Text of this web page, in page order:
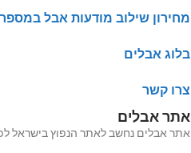
מחירון שילוב מודעות אבל במספר
בלוג אבלים
צרו קשר
אתר אבלים
אתר אבלים נחשב לאתר הנפוץ בישראל לפרסום מודעות אבל מעל 20 שנה